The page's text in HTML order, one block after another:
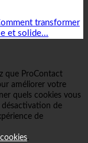
transformer
et solide...
que ProContact
améliorer votre
quels cookies vous
désactivation de
de
.